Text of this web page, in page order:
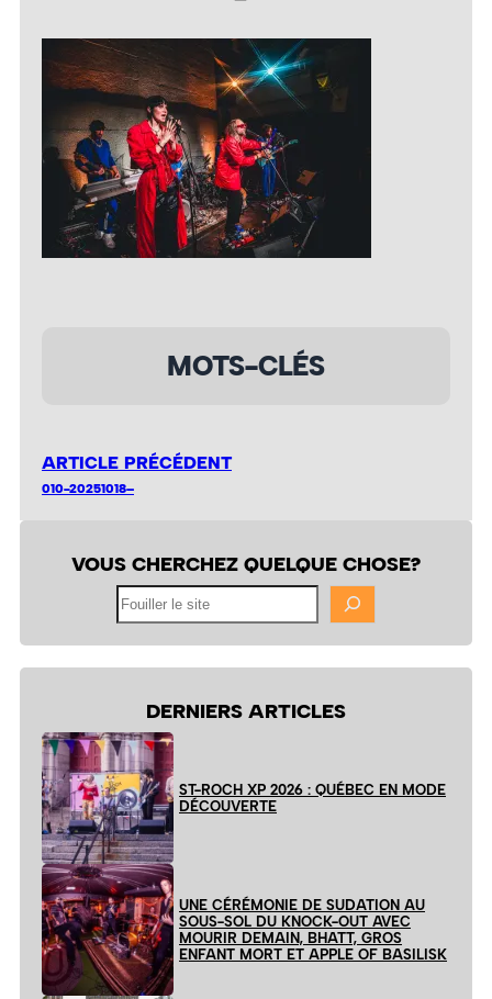
MOTS-CLÉS
ARTICLE PRÉCÉDENT
010-20251018–
VOUS CHERCHEZ QUELQUE CHOSE?
DERNIERS ARTICLES
ST-ROCH XP 2026 : QUÉBEC EN MODE
DÉCOUVERTE
UNE CÉRÉMONIE DE SUDATION AU
SOUS-SOL DU KNOCK-OUT AVEC
MOURIR DEMAIN, BHATT, GROS
ENFANT MORT ET APPLE OF BASILISK